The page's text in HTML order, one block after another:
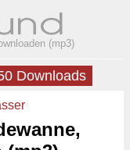
(mp3)
Downloads